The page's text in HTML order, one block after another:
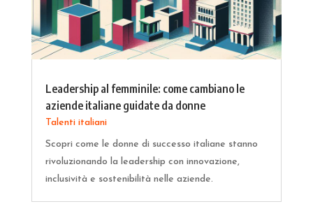
Leadership al femminile: come cambiano le
aziende italiane guidate da donne
Talenti italiani
Scopri come le donne di successo italiane stanno
rivoluzionando la leadership con innovazione,
inclusività e sostenibilità nelle aziende.